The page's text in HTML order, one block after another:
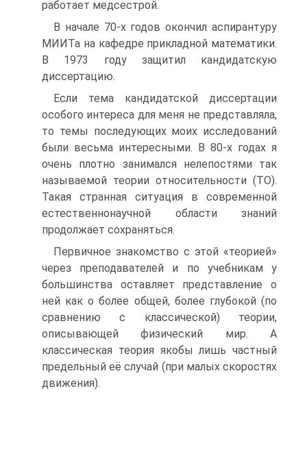
работает медсестрой.
В начале 70-х годов окончил аспирантуру
МИИТа на кафедре прикладной математики.
В 1973 году защитил кандидатскую
диссертацию.
Если тема кандидатской диссертации
особого интереса для меня не представляла,
то темы последующих моих исследований
были весьма интересными. В 80-х годах я
очень плотно занимался нелепостями так
называемой теории относительности (ТО).
Такая странная ситуация в современной
естественнонаучной области знаний
продолжает сохраняться.
Первичное знакомство с этой «теорией»
через преподавателей и по учебникам у
большинства оставляет представление о
ней как о более общей, более глубокой (по
сравнению с классической) теории,
описывающей физический мир. А
классическая теория якобы лишь частный
предельный её случай (при малых скоростях
движения).